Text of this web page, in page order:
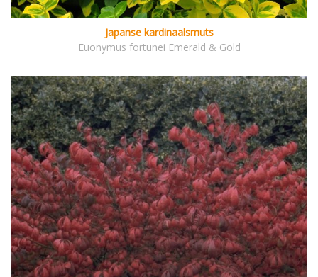
Japanse kardinaalsmuts
Euonymus fortunei Emerald & Gold